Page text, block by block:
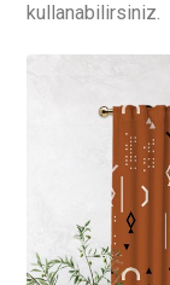
kullanabilirsiniz.